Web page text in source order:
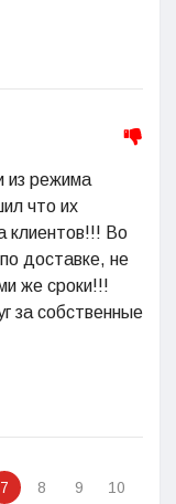
из режима
что их
клиентов!!! Во
доставке, не
же сроки!!!
за собственные
7 8 9
10